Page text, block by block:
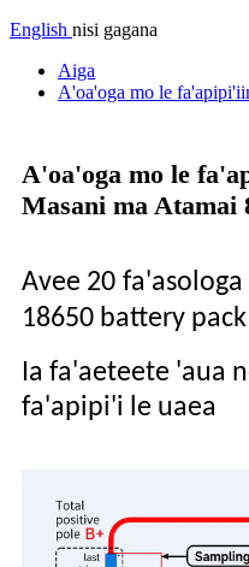
English nisi gagana
Aiga
A'oa'oga mo le
A'oa'oga mo le
Masani ma Atamai
Avee 20
18650 battery
Ia fa'aeteete 'aua
fa'apipi'i le uaea